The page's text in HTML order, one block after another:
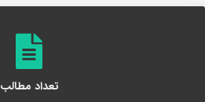
تعداد مطالب